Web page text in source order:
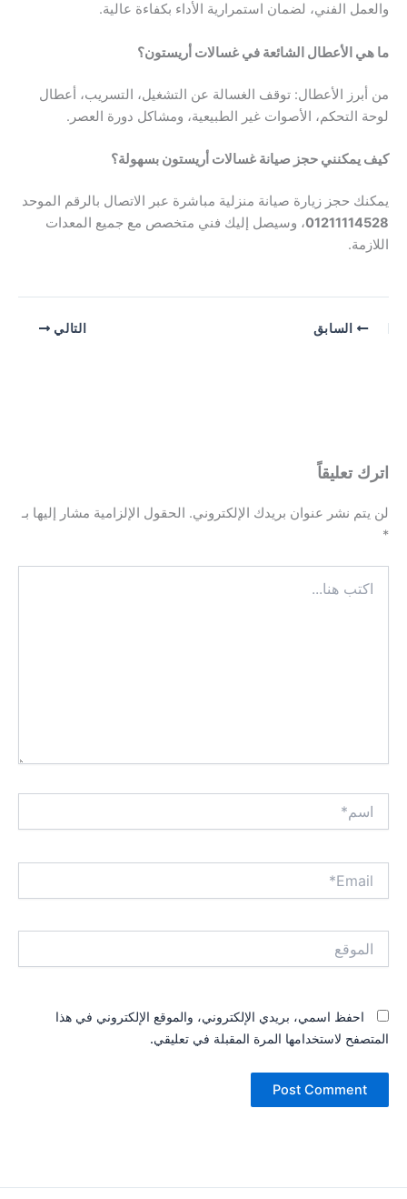
والعمل الفني، لضمان استمرارية الأداء بكفاءة عالية.
ما هي الأعطال الشائعة في غسالات أريستون؟
من أبرز الأعطال: توقف الغسالة عن التشغيل، التسريب، أعطال
لوحة التحكم، الأصوات غير الطبيعية، ومشاكل دورة العصر.
كيف يمكنني حجز صيانة غسالات أريستون بسهولة؟
يمكنك حجز زيارة صيانة منزلية مباشرة عبر الاتصال بالرقم الموحد
01211114528، وسيصل إليك فني متخصص مع جميع المعدات
اللازمة.
السابق التالي
اترك تعليقاً
لن يتم نشر عنوان بريدك الإلكتروني.
الحقول الإلزامية مشار إليها بـ
*
هنا...
احفظ اسمي، بريدي الإلكتروني، والموقع الإلكتروني في هذا
المتصفح لاستخدامها المرة المقبلة في تعليقي.